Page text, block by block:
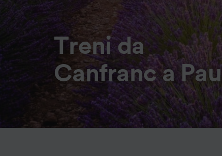
Treni da
Canfranc a Pau